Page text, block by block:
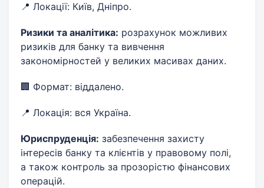
📍 Локації: Київ, Дніпро.
Ризики та аналітика: розрахунок можливих
ризиків для банку та вивчення
закономірностей у великих масивах даних.
🏢 Формат: віддалено.
📍 Локація: вся Україна.
Юриспруденція: забезпечення захисту
інтересів банку та клієнтів у правовому полі,
а також контроль за прозорістю фінансових
операцій.